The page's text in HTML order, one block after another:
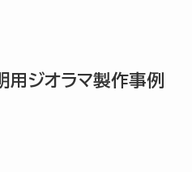
ジオラマ製作事例